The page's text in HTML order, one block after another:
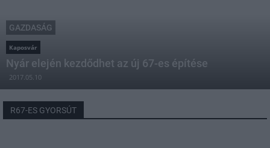
GAZDASÁG
Kaposvár
Nyár elején kezdődhet az új 67-es építése
2017.05.10
R67-ES GYORSÚT